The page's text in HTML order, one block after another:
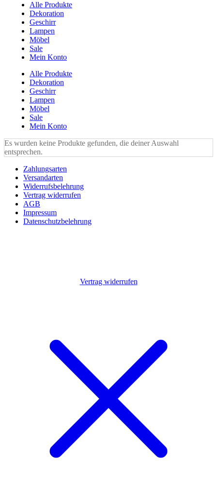
Alle Produkte
Dekoration
Geschirr
Lampen
Möbel
Sale
Mein Konto
Alle Produkte
Dekoration
Geschirr
Lampen
Möbel
Sale
Mein Konto
Es wurden keine Produkte gefunden, die deiner Auswahl
entsprechen.
Zahlungsarten
Versandarten
Widerrufsbelehrung
Vertrag widerrufen
AGB
Impressum
Datenschutzbelehrung
Vertrag widerrufen